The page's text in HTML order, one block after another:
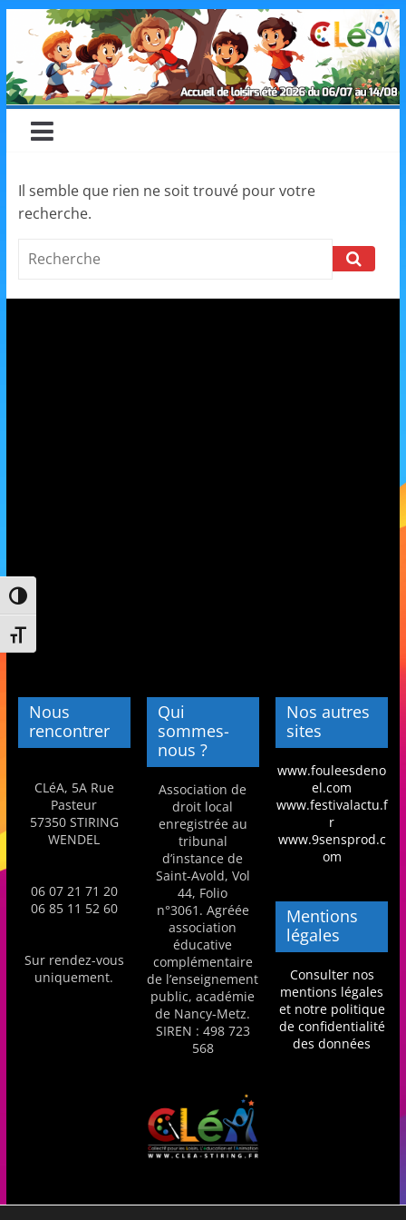
Passer en contraste élevé
Changer la taille de la police
content
CLéA
–
pour
Loisirs,
o
i
s
r
s
,
é
d
u
c
a
t
i
o
e
t
A
i
Il semble que rien ne soit trouvé pour votre
recherche.
Search
Nous
rencontrer
CLéA, 5A Rue
Pasteur
57350 STIRING
WENDEL
06 07 21 71 20
06 85 11 52 60
Sur rendez-vous
uniquement.
Qui
sommes-
nous ?
Association de
droit local
enregistrée au
tribunal
d’instance de
Saint-Avold, Vol
44, Folio
n°3061. Agréée
association
éducative
complémentaire
de l’enseignement
public, académie
de Nancy-Metz.
SIREN : 498 723
568
Nos autres
sites
www.fouleesdeno
el.com
www.festivalactu.f
r
www.9sensprod.c
om
Mentions
légales
Consulter nos
mentions légales
et notre politique
de confidentialité
des données